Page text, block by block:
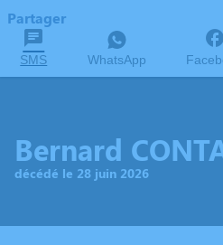
Partager
SMS WhatsApp
Bernard
décédé le 28 juin 2026